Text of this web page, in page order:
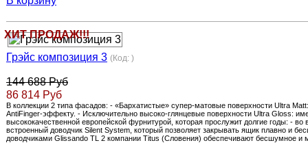
ХИТ ПРОДАЖ!!!
Грэйс композиция 3 (Код: )
144 688 Руб
86 814 Руб
В коллекции 2 типа фасадов: - «Бархатистые» супер-матовые поверхности Ultra
AntiFinger-эффекту. - Исключительно высоко-глянцевые поверхности Ultra Gloss:
высококачественной европейской фурнитурой, которая прослужит долгие годы:
встроенный доводчик Silent System, который позволяет закрывать ящик плавно и
доводчиками Glissando TL 2 компании Titus (Словения) обеспечивают бесшумное и